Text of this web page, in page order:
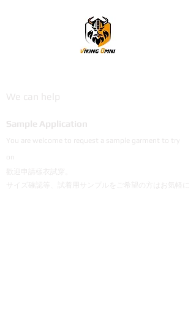
We can help
Sample Application
You are welcome to request a sample garment to try
on
歡迎申請樣衣試穿。
サイズ確認等、試着用サンプルをご希望の方はお気軽に